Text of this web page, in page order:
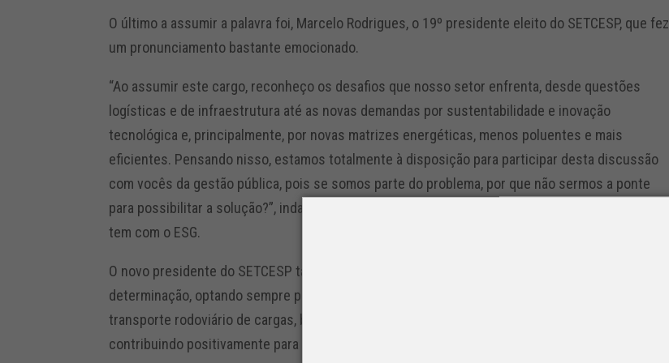
O último a assumir a palavra foi, Marcelo Rodrigues, o 19º presidente eleito do SETCESP, que fez
um pronunciamento bastante emocionado.
“Ao assumir este cargo, reconheço os desafios que nosso setor enfrenta, desde questões
logísticas e de infraestrutura até as novas demandas por sustentabilidade e inovação
tecnológica e, principalmente, por novas matrizes energéticas, menos poluentes e mais
eficientes. Pensando nisso, estamos totalmente à disposição para participar desta discussão
com vocês da gestão pública, pois se somos parte do problema, por que não sermos a ponte
para possibilitar a solução?”, indagou Marcelo, sugerindo e reforçando o compromisso que setor
tem com o ESG.
O novo presidente do SETCESP também se comprometeu a liderar com visão estratégica e
determinação, optando sempre pelo diálogo aberto. “Juntos, avançaremos transformando o
transporte rodoviário de cargas, buscando não apenas o sucesso econômico, mas também
contribuindo positivamente para a sociedade e para o país”, afirmou.